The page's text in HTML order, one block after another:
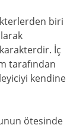
biri
İç
tarafından
kendine
ötesinde